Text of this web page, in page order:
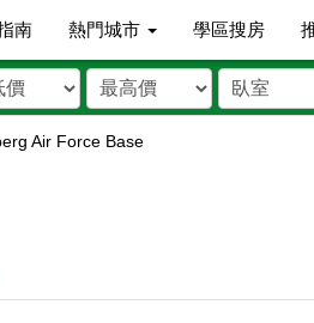
南 熱門城市 學區搜房
Air Force Base